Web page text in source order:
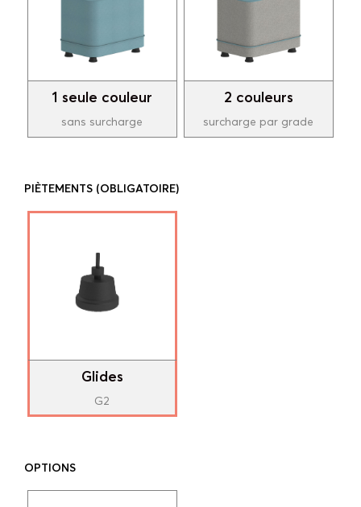
1 seule couleur
sans surcharge
2 couleurs
surcharge par grade
PIÈTEMENTS (OBLIGATOIRE)
Glides
G2
OPTIONS